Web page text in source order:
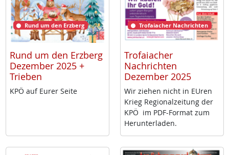
Rund um den Erzberg
Rund um den Erzberg
Dezember 2025 +
Trieben
KPÖ auf Eu­rer Sei­te
Trofaiacher Nachrichten
Trofaiacher
Nachrichten
Dezember 2025
Wir zie­hen nicht in EU­ren
Krieg Re­gio­nal­zei­tung der
KPÖ im PDF-For­mat zum
Her­un­ter­la­den.